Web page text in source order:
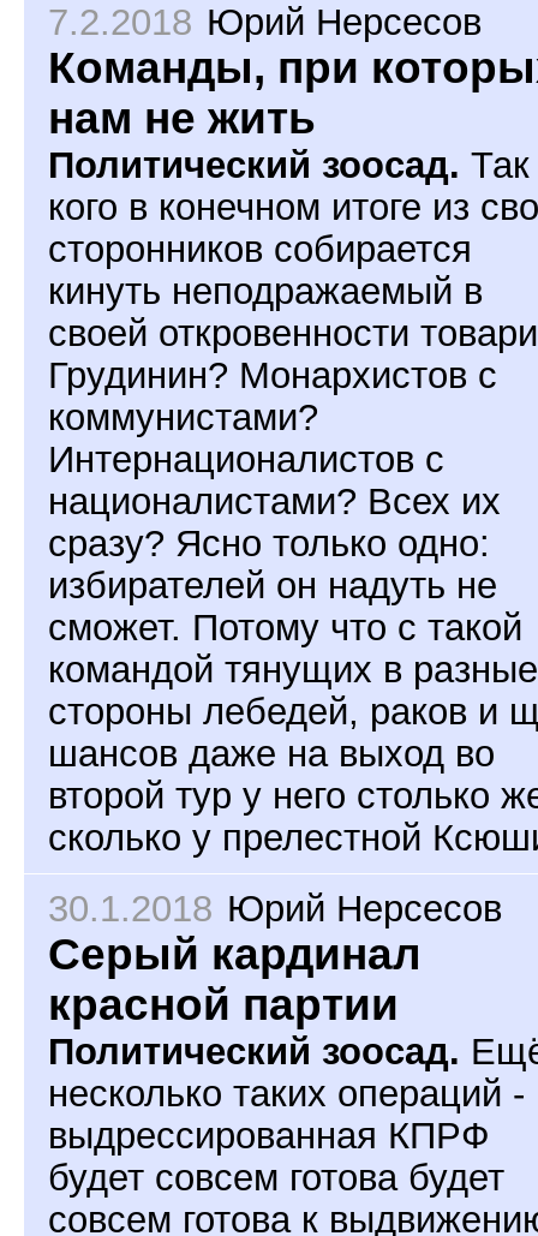
7.2.2018 Юрий Нерсесов
Команды, при
нам не жить
Политический зоосад. Так
кого в конечном итоге из
сторонников собирается
кинуть неподражаемый в
своей откровенности
Грудинин? Монархистов с
коммунистами?
Интернационалистов с
националистами? Всех их
сразу? Ясно только одно:
избирателей он надуть не
сможет. Потому что с такой
командой тянущих в разные
стороны лебедей, раков и
шансов даже на выход во
второй тур у него столько
сколько у прелестной
30.1.2018 Юрий Нерсесов
Серый кардинал
красной партии
Политический зоосад.
несколько таких операций -
выдрессированная КПРФ
будет совсем готова будет
совсем готова к